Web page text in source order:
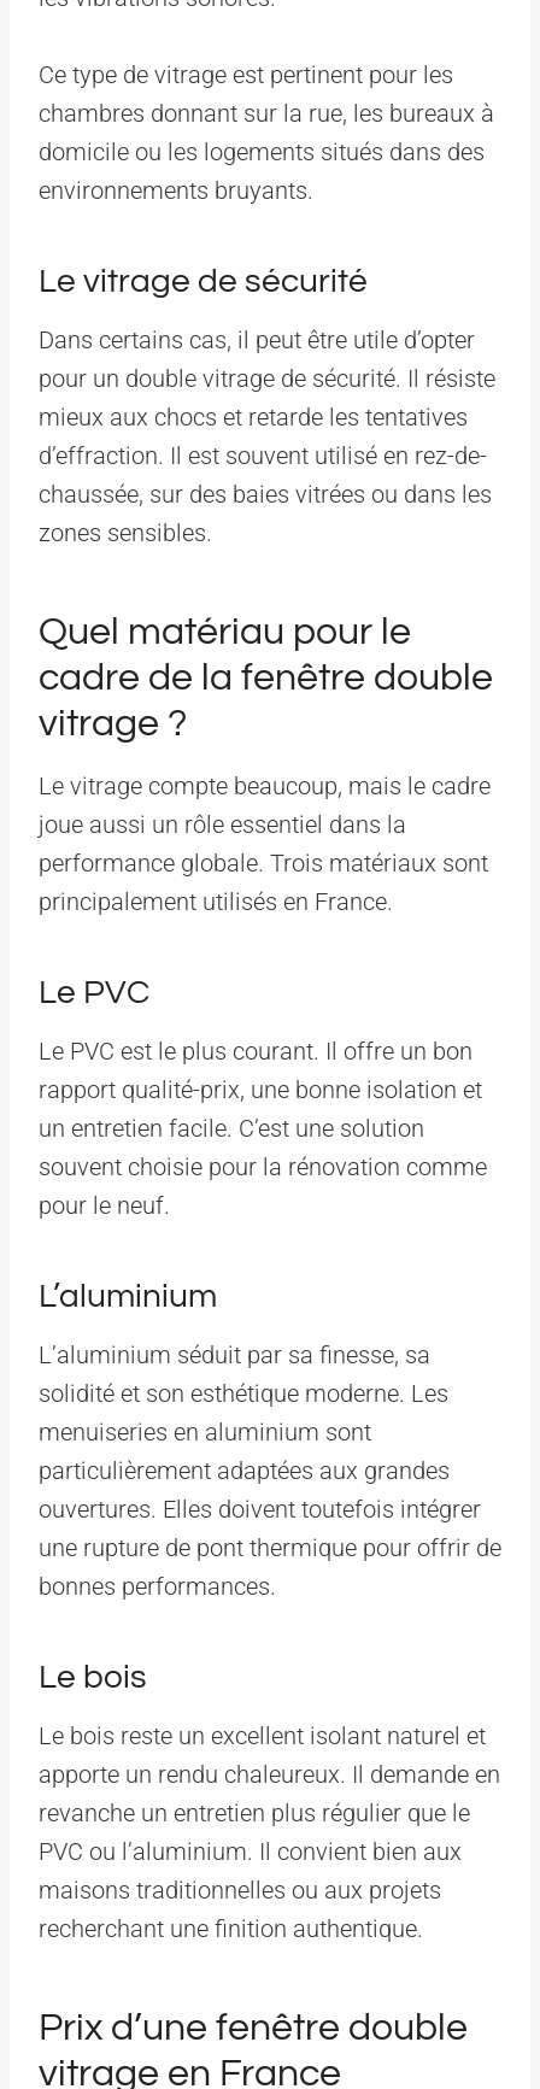
Ce type de vitrage est pertinent pour les
chambres donnant sur la rue, les bureaux à
domicile ou les logements situés dans des
environnements bruyants.
Le vitrage de sécurité
Dans certains cas, il peut être utile d’opter
pour un double vitrage de sécurité. Il résiste
mieux aux chocs et retarde les tentatives
d’effraction. Il est souvent utilisé en rez-de-
chaussée, sur des baies vitrées ou dans les
zones sensibles.
Quel matériau pour le
cadre de la fenêtre double
vitrage ?
Le vitrage compte beaucoup, mais le cadre
joue aussi un rôle essentiel dans la
performance globale. Trois matériaux sont
principalement utilisés en France.
Le PVC
Le PVC est le plus courant. Il offre un bon
rapport qualité-prix, une bonne isolation et
un entretien facile. C’est une solution
souvent choisie pour la rénovation comme
pour le neuf.
L’aluminium
L’aluminium séduit par sa finesse, sa
solidité et son esthétique moderne. Les
menuiseries en aluminium sont
particulièrement adaptées aux grandes
ouvertures. Elles doivent toutefois intégrer
une rupture de pont thermique pour offrir de
bonnes performances.
Le bois
Le bois reste un excellent isolant naturel et
apporte un rendu chaleureux. Il demande en
revanche un entretien plus régulier que le
PVC ou l’aluminium. Il convient bien aux
maisons traditionnelles ou aux projets
recherchant une finition authentique.
Prix d’une fenêtre double
vitrage en France